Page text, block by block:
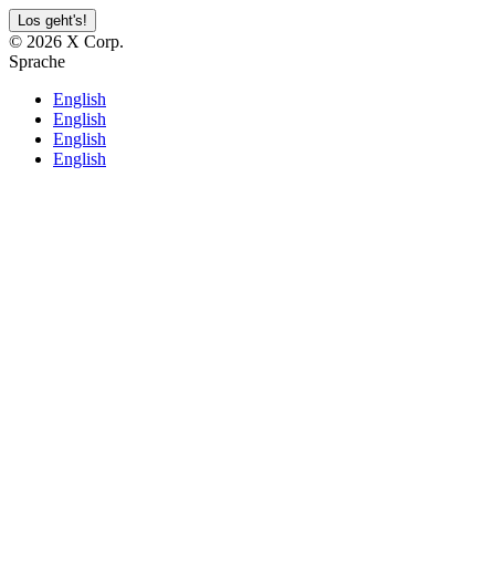
Los geht's!
© 2026 X Corp.
Sprache
English
English
English
English